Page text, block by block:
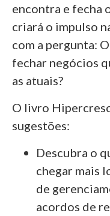
encontra e fecha
criará o impulso
com a pergunta:
fechar negócios
as atuais?
O livro
sugestões:
Descubra o
chegar mais
de
acordos de